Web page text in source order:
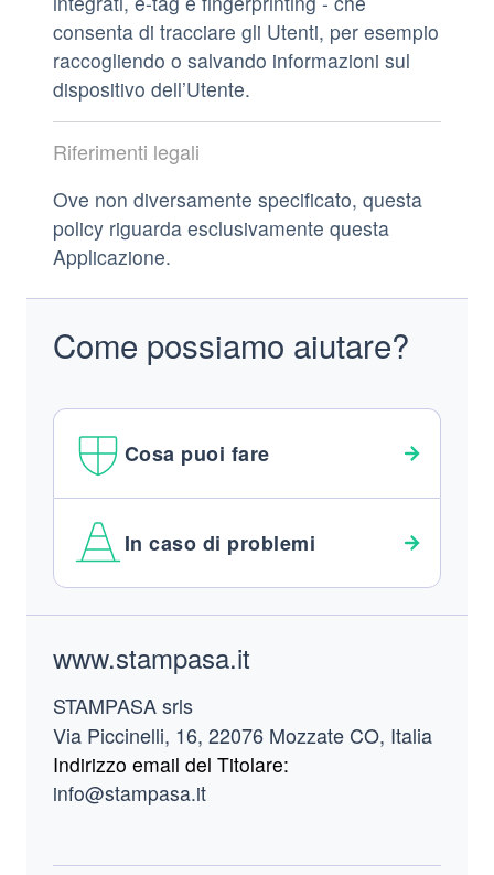
consenta di tracciare gli Utenti, per esempio
raccogliendo o salvando informazioni sul
dispositivo dell’Utente.
Riferimenti legali
Ove non diversamente specificato, questa
policy riguarda esclusivamente questa
Applicazione.
Come possiamo aiutare?
Cosa puoi fare
In caso di problemi
www.stampasa.it
STAMPASA srls
Via Piccinelli, 16, 22076 Mozzate CO, Italia
Indirizzo email del Titolare:
info@stampasa.it